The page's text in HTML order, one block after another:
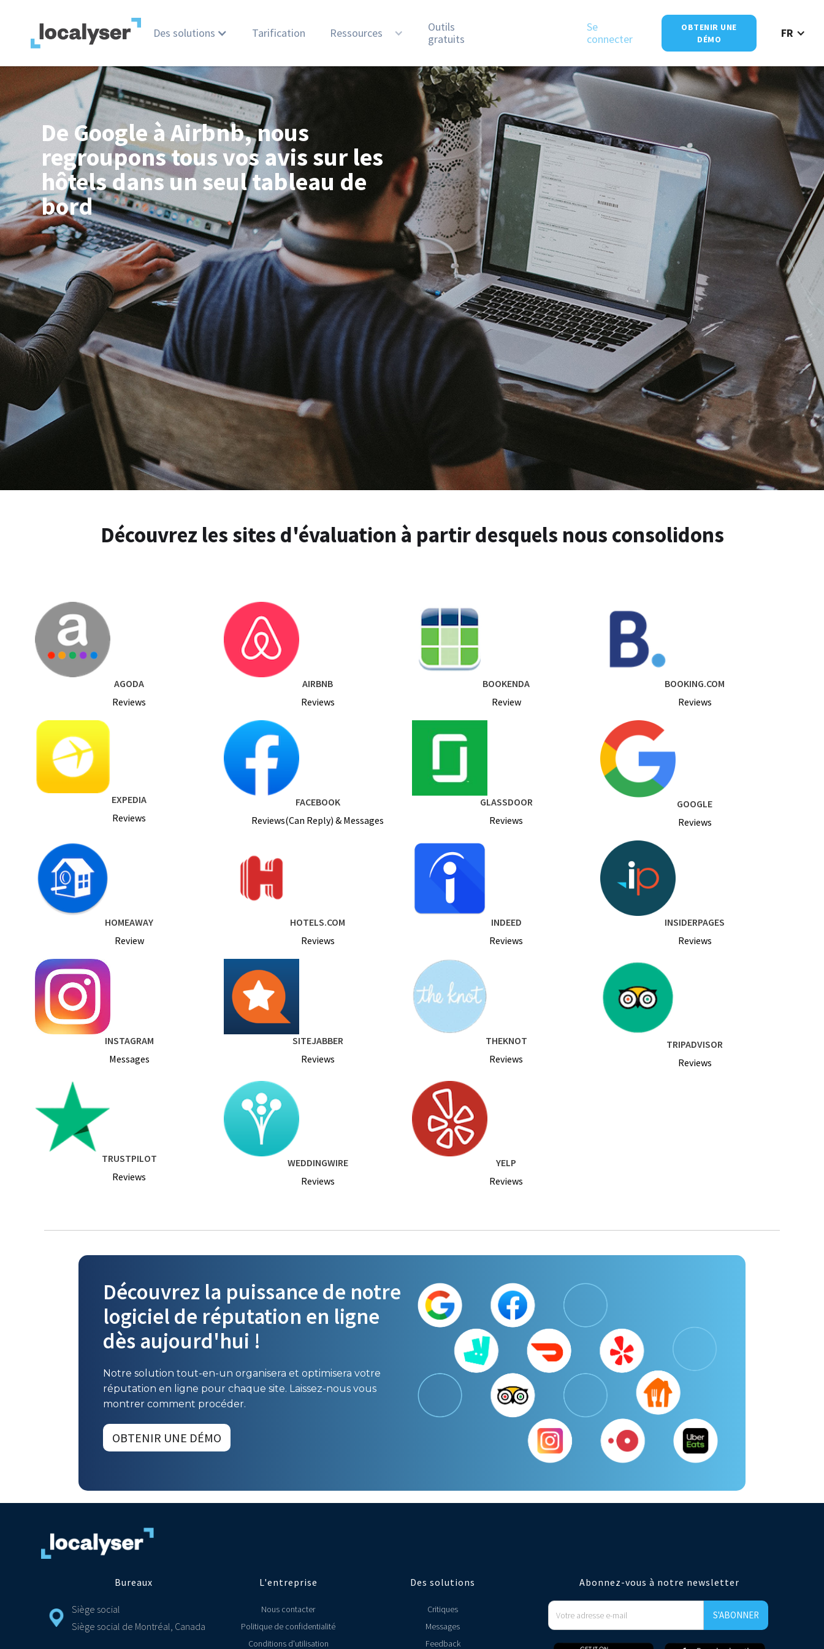
Des solutions Tarification Ressources
Outils
gratuits
Se
connecter
OBTENIR UNE
DÉMO
FR
De Google à Airbnb, nous
regroupons tous vos avis sur les
hôtels dans un seul tableau de
bord
Découvrez les sites d'évaluation à partir desquels nous consolidons
AGODA
Reviews
AIRBNB
Reviews
BOOKENDA
Review
BOOKING.COM
Reviews
EXPEDIA
Reviews
FACEBOOK
Reviews(Can Reply) & Messages
GLASSDOOR
Reviews
GOOGLE
Reviews
HOMEAWAY
Review
HOTELS.COM
Reviews
INDEED
Reviews
INSIDERPAGES
Reviews
INSTAGRAM
Messages
SITEJABBER
Reviews
THEKNOT
Reviews
TRIPADVISOR
Reviews
TRUSTPILOT
Reviews
WEDDINGWIRE
Reviews
YELP
Reviews
Découvrez la puissance de notre
logiciel de réputation en ligne
dès aujourd'hui !
Notre solution tout-en-un organisera et optimisera votre
réputation en ligne pour chaque site. Laissez-nous vous
montrer comment procéder.
OBTENIR UNE DÉMO
Bureaux
Siège social
Siège social de Montréal, Canada
L'entreprise
Nous contacter
Politique de confidentialité
Conditions d'utilisation
Des solutions
Critiques
Messages
Feedback
Abonnez-vous à notre newsletter